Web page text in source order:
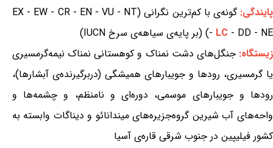
پایندگی:
گونه‌ی با کم‌ترین نگرانی (EX - EW - CR - EN - VU - NT
- LC - DD - NE) (بر پایه‌ی سیاهه‌ی سرخ IUCN)
زیستگاه:جنگل‌های دشت نمناک و کوهستانی نمناک نیمه‌گرمسیری
یا گرمسیری، رودها و جویبارهای همیشگی (دربرگیرنده‌ی آبشارها)،
رودها و جویبارهای موسمی، دوره‌ای و نامنظم، و چشمه‌ها و
واحه‌های آب شیرین گروه‌جزیره‌های میندانائو و دیناگات وابسته به
کشور فیلیپین در جنوب شرقی قاره‌ی آسیا